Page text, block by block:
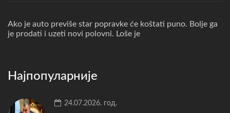
Ako je auto previše star popravke će koštati puno. Bolje ga
je prodati i uzeti novi polovni. Loše je
Најпопуларније
24.07.2026. год.